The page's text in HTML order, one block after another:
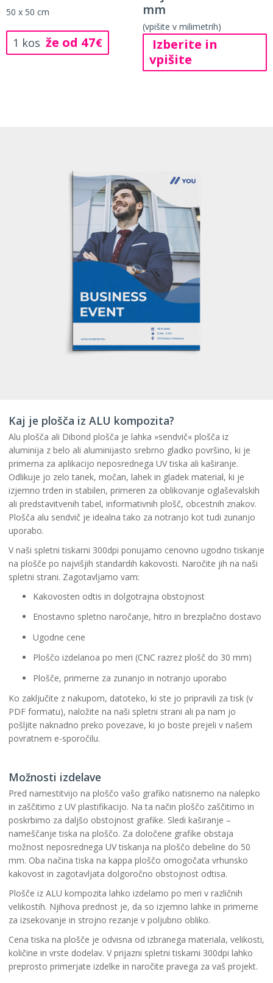
50 x 50 cm
1 kos že od 47€
mm
(vpišite v milimetrih)
Izberite in
vpišite
Kaj je plošča iz ALU kompozita?
Alu plošča ali Dibond plošča je lahka »sendvič« plošča iz
aluminija z belo ali aluminijasto srebrno gladko površino, ki je
primerna za aplikacijo neposrednega UV tiska ali kaširanje.
Odlikuje jo zelo tanek, močan, lahek in gladek material, ki je
izjemno trden in stabilen, primeren za oblikovanje oglaševalskih
ali predstavitvenih tabel, informativnih plošč, obcestnih znakov.
Plošča alu sendvič je idealna tako za notranjo kot tudi zunanjo
uporabo.
V naši spletni tiskarni 300dpi ponujamo cenovno ugodno tiskanje
na plošče po najvišjih standardih kakovosti. Naročite jih na naši
spletni strani. Zagotavljamo vam:
Kakovosten odtis in dolgotrajna obstojnost
Enostavno spletno naročanje, hitro in brezplačno dostavo
Ugodne cene
Ploščo izdelanoa po meri (CNC razrez plošč do 30 mm)
Plošče, primerne za zunanjo in notranjo uporabo
Ko zaključite z nakupom, datoteko, ki ste jo pripravili za tisk (v
PDF formatu), naložite na naši spletni strani ali pa nam jo
pošljite naknadno preko povezave, ki jo boste prejeli v našem
povratnem e-sporočilu.
Možnosti izdelave
Pred namestitvijo na ploščo vašo grafiko natisnemo na nalepko
in zaščitimo z UV plastifikacijo. Na ta način ploščo zaščitimo in
poskrbimo za daljšo obstojnost grafike. Sledi kaširanje –
nameščanje tiska na ploščo. Za določene grafike obstaja
možnost neposrednega UV tiskanja na ploščo debeline do 50
mm. Oba načina tiska na kappa ploščo omogočata vrhunsko
kakovost in zagotavljata dolgoročno obstojnost odtisa.
Plošče iz ALU kompozita lahko izdelamo po meri v različnih
velikostih. Njihova prednost je, da so izjemno lahke in primerne
za izsekovanje in strojno rezanje v poljubno obliko.
Cena tiska na plošče je odvisna od izbranega materiala, velikosti,
količine in vrste dodelav. V prijazni spletni tiskarni 300dpi lahko
preprosto primerjate izdelke in naročite pravega za vaš projekt.